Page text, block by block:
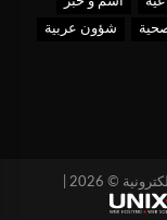
شؤون عربية
© 2026 |